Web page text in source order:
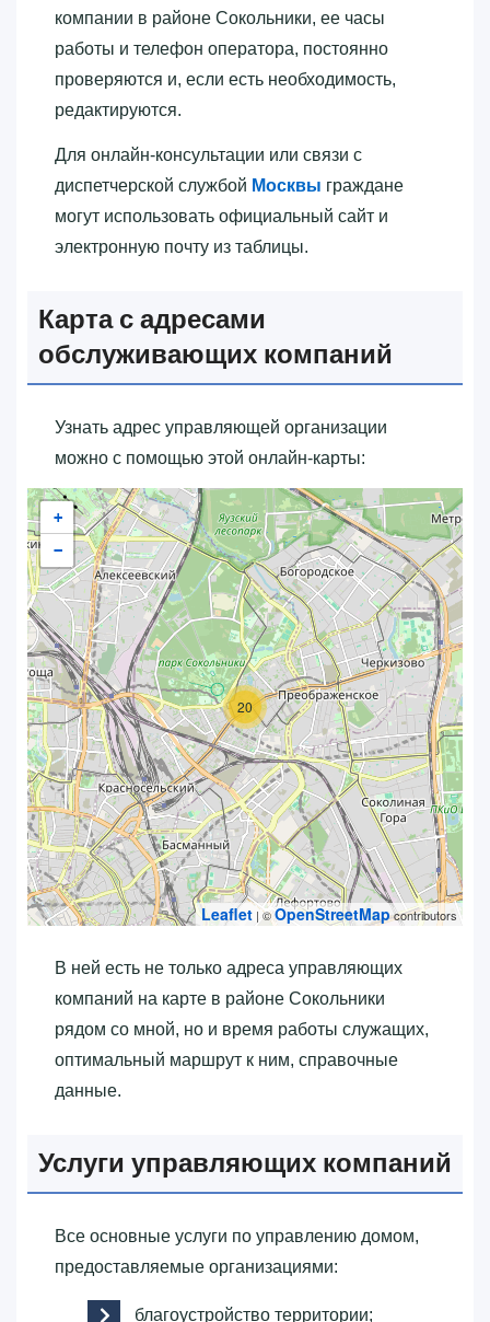
компании в районе Сокольники, ее часы
работы и телефон оператора, постоянно
проверяются и, если есть необходимость,
редактируются.
Для онлайн-консультации или связи с
диспетчерской службой Москвы граждане
могут использовать официальный сайт и
электронную почту из таблицы.
Карта с адресами
обслуживающих компаний
Узнать адрес управляющей организации
можно с помощью этой онлайн-карты:
20
+
−
Leaflet | ©OpenStreetMapcontributors
В ней есть не только адреса управляющих
компаний на карте в районе Сокольники
рядом со мной, но и время работы служащих,
оптимальный маршрут к ним, справочные
данные.
Услуги управляющих компаний
Все основные услуги по управлению домом,
предоставляемые организациями:
благоустройство территории;